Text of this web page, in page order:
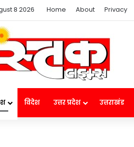
8 2026 Home About Privacy
विदेश उत्तर प्रदेश उत्तराखंड